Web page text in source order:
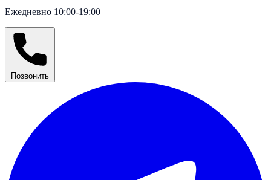
Ежедневно 10:00-19:00
Позвонить